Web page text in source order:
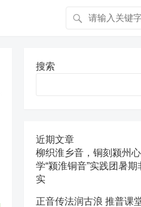
搜索
近期文章
柳织淮乡音，铜刻颍州
学“颍淮铜音”实践团暑
实
正音传法润古浪 推普课